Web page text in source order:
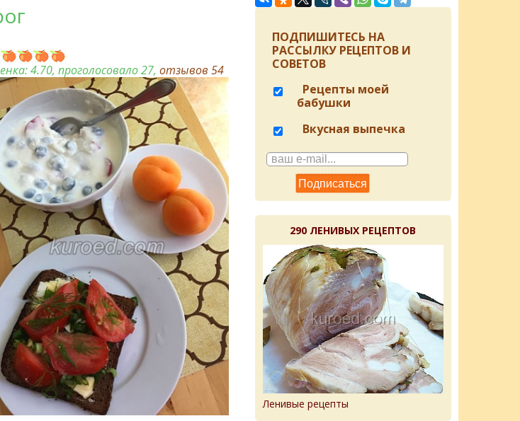
4.70, проголосовало 27,отзывов54
ПОДПИШИТЕСЬ НА
РАССЫЛКУ РЕЦЕПТОВ И
СОВЕТОВ
Рецепты моей
бабушки
Вкусная выпечка
290 ЛЕНИВЫХ РЕЦЕПТОВ
Ленивые рецепты